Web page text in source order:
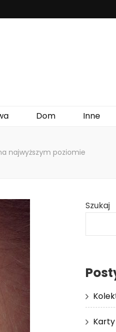
Dom Inne
najwyższym poziomie
Szukaj